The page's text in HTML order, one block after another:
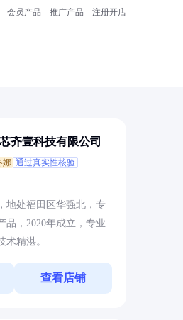
会员产品 推广产品 注册开店
齐壹科技有限公司
娜 通过真实性核验
地处福田区华强北，专
品，2020年成立，专业
术精湛。
查看店铺